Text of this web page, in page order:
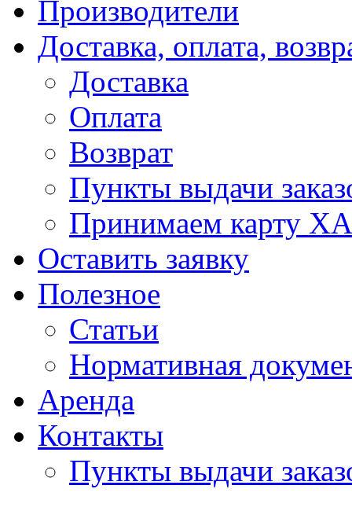
Производители
Доставка, оплата,
Доставка
Оплата
Возврат
Пункты выдачи
Принимаем карту
Оставить заявку
Полезное
Статьи
Нормативная
Аренда
Контакты
Пункты выдачи